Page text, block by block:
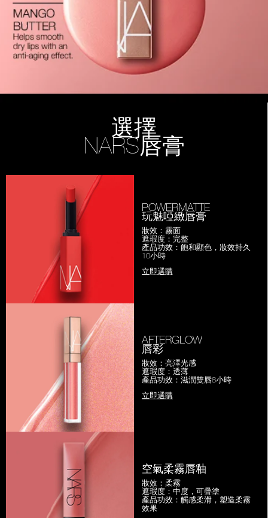
選擇
NARS唇膏
POWERMATTE
玩魅啞緻唇膏
妝效：霧面
遮瑕度：完整
產品功效：飽和顯色，妝效持久
10小時
立即選購
AFTERGLOW
唇彩
妝效：亮澤光感
遮瑕度：透薄
產品功效：滋潤雙唇8小時
立即選購
空氣柔霧唇釉
妝效：柔霧
遮瑕度：中度，可疊塗
產品功效：觸感柔滑，塑造柔霧
效果